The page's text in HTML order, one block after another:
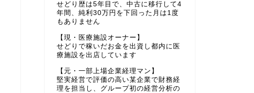
せどり歴は5年目で、中古に移行して4
年間、純利30万円を下回った月は1度
もありません
【現・医療施設オーナー】
せどりで稼いだお金を出資し都内に医
療施設を出店しています
【元・一部上場企業経理マン】
堅実経営で評価の高い某企業で財務経
理を担当し、グループ初の経営分析の